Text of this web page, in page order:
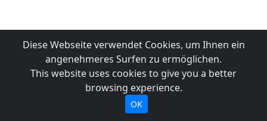
Diese Webseite verwendet Cookies, um Ihnen ein
angenehmeres Surfen zu ermöglichen.
This website uses cookies to give you a better
browsing experience.
OK